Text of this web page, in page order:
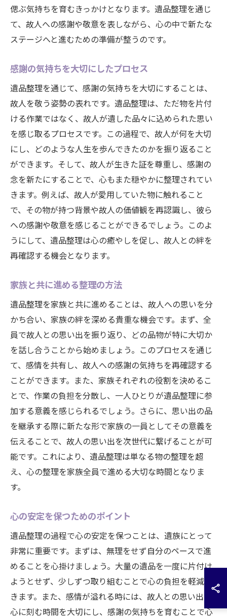
偲ぶ気持ちを育むきっかけとなります。遺品整理を通じ
て、故人への感謝や敬意を表しながら、心の中で新たな
ステージへと進むための準備が整うのです。
感謝の気持ちを大切にしたプロセス
遺品整理を通じて、感謝の気持ちを大切にすることは、
故人を敬う姿勢の表れです。遺品整理は、ただ物を片付
ける作業ではなく、故人が遺した品々に込められた思い
を感じ取るプロセスです。この過程で、故人が何を大切
にし、どのような人生を歩んできたのかを振り返ること
ができます。そして、故人が生きた証を尊重し、感謝の
念を新たにすることで、心もまた穏やかに整理されてい
きます。例えば、故人が愛用していた物に触れること
で、その物が持つ背景や故人の価値観を再認識し、彼ら
への感謝や敬意を感じることができるでしょう。このよ
うにして、遺品整理は心の癒やしを促し、故人との絆を
再確認する機会となります。
家族と共に進める整理の方法
遺品整理を家族と共に進めることは、故人への思いを分
かち合い、家族の絆を深める貴重な機会です。まず、全
員で故人との思い出を振り返り、どの品物が特に大切か
を話し合うことから始めましょう。このプロセスを通じ
て、感情を共有し、故人への感謝の気持ちを再確認する
ことができます。また、家族それぞれの役割を決めるこ
とで、作業の負担を分散し、一人ひとりが遺品整理に参
加する意義を感じられるでしょう。さらに、思い出の品
を継承する際に新たな形で家族の一員としてその意義を
伝えることで、故人の思い出を次世代に繋げることが可
能です。これにより、遺品整理は単なる物の整理を超
え、心の整理を家族全員で進める大切な時間となりま
す。
心の安定を保つためのポイント
遺品整理の過程で心の安定を保つことは、遺族にとって
非常に重要です。まずは、無理をせず自分のペースで進
めることを心掛けましょう。大量の遺品を一度に片付け
ようとせず、少しずつ取り組むことで心の負担を軽減で
きます。また、感情が溢れる時には、故人との思い出を
心に刻む時間を大切にし、感謝の気持ちを育むことで心